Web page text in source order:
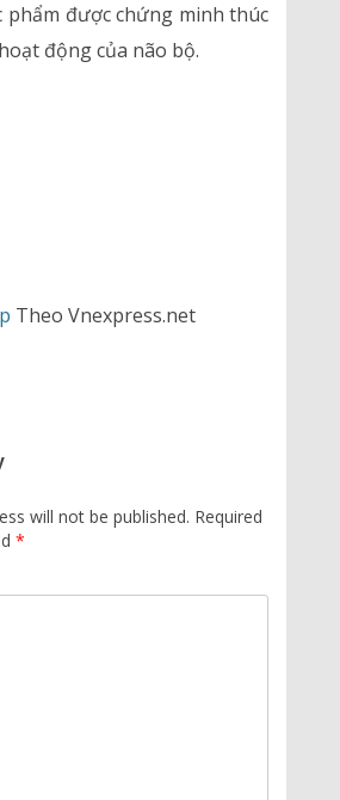
phẩm được chứng minh thúc
động của não bộ.
Theo Vnexpress.net
will not be published. Required
*